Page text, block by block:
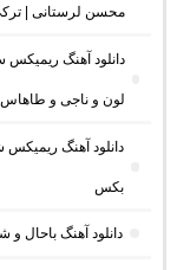
محسن لرستانی |
دانلود آهنگ
لون و ناجی و طاهاس
دانلود آهنگ ریمیکس
بکس
دانلود آهنگ باحال و